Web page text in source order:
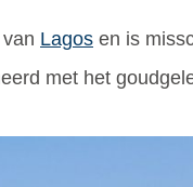
Lagos en is
met het